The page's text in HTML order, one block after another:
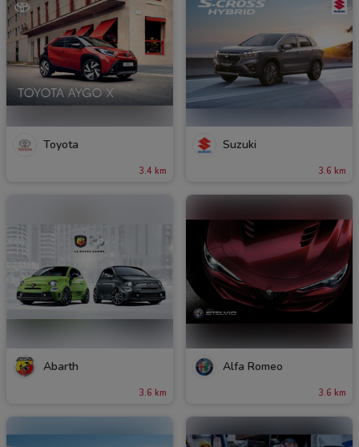
Toyota
3.4 km
Suzuki
3.6 km
Abarth
3.6 km
Alfa Romeo
3.6 km